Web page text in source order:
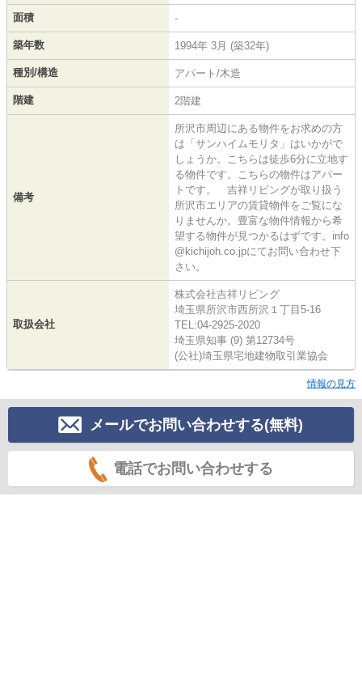
面積 -
築年数 1994年 3月 (築32年)
種別/構造 アパート/木造
階建 2階建
備考
所沢市周辺にある物件をお求めの方
は「サンハイムモリタ」はいかがで
しょうか。こちらは徒歩6分に立地す
る物件です。こちらの物件はアパー
トです。 吉祥リビングが取り扱う
所沢市エリアの賃貸物件をご覧にな
りませんか。豊富な物件情報から希
望する物件が見つかるはずです。info
@kichijoh.co.jpにてお問い合わせ下
さい。
取扱会社
株式会社吉祥リビング
埼玉県所沢市西所沢１丁目5-16
TEL:04-2925-2020
埼玉県知事 (9) 第12734号
(公社)埼玉県宅地建物取引業協会
情報の見方
メールでお問い合わせする(無料)
電話でお問い合わせする